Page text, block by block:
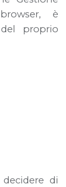
è
proprio
di